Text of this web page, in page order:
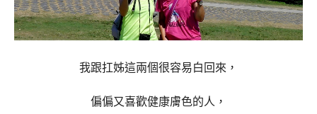
我跟扛姊這兩個很容易白回來，
偏偏又喜歡健康膚色的人，